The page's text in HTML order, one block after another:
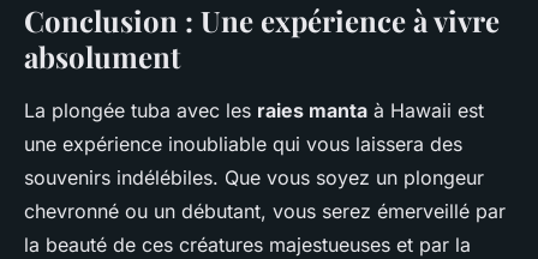
Conclusion : Une expérience à vivre
absolument
La plongée tuba avec les raies manta à Hawaii est
une expérience inoubliable qui vous laissera des
souvenirs indélébiles. Que vous soyez un plongeur
chevronné ou un débutant, vous serez émerveillé par
la beauté de ces créatures majestueuses et par la